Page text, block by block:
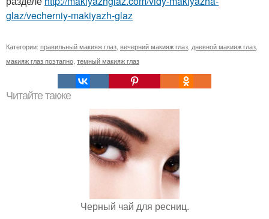
glaz/vecherniy-makiyazh-glaz
Категории: правильный макияж глаз вечерний макияж глаз дневной макияж глаз
макияж глаз поэтапно темный макияж глаз
Читайте также
Черный чай для ресниц.